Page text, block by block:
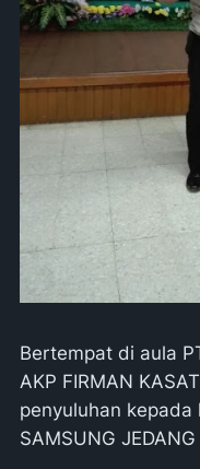
Bertempat di aula
AKP FIRMAN
penyuluhan kepada
SAMSUNG